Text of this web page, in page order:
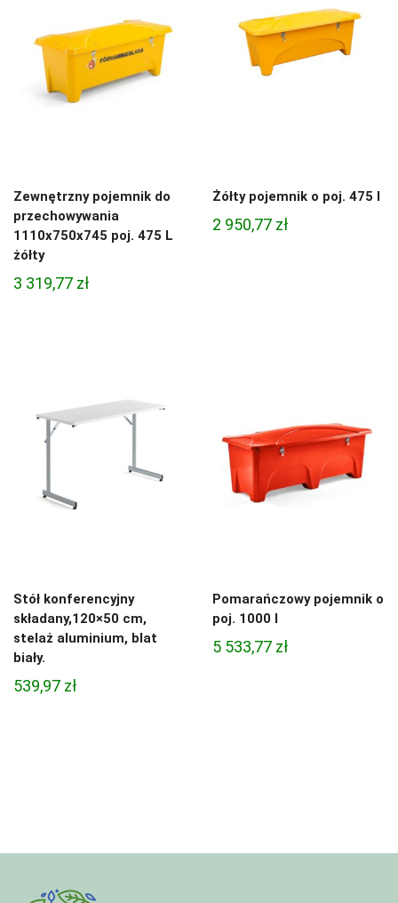
Zewnętrzny pojemnik do
przechowywania
1110x750x745 poj. 475 L
żółty
3 319,77 zł
Żółty pojemnik o poj. 475 l
2 950,77 zł
Stół konferencyjny
składany,120×50 cm,
stelaż aluminium, blat
biały.
539,97 zł
Pomarańczowy pojemnik o
poj. 1000 l
5 533,77 zł